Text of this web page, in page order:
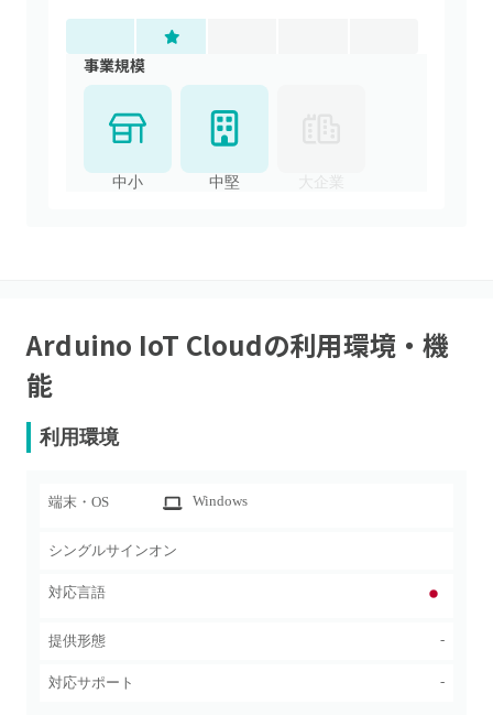
事業規模
中小 中堅 大企業
Arduino IoT Cloudの利用環境・機
能
利用環境
端末・OS Windows
シングルサインオン
対応言語
提供形態 -
対応サポート -